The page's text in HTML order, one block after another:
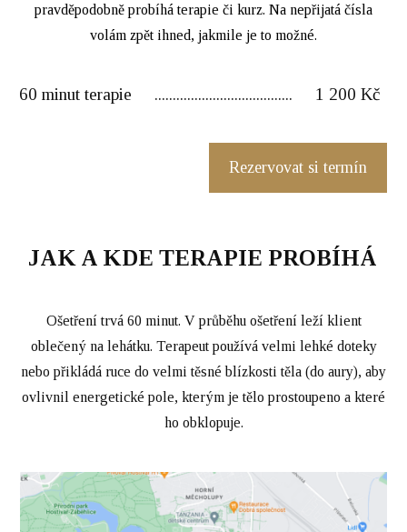
pravděpodobně probíhá terapie či kurz. Na nepřijatá čísla
volám zpět ihned, jakmile je to možné.
60 minut terapie ...................................... 1 200 Kč
Rezervovat si termín
JAK A KDE TERAPIE PROBÍHÁ
Ošetření trvá 60 minut. V průběhu ošetření leží klient
oblečený na lehátku. Terapeut používá velmi lehké doteky
nebo přikládá ruce do velmi těsné blízkosti těla (do aury), aby
ovlivnil energetické pole, kterým je tělo prostoupeno a které
ho obklopuje.